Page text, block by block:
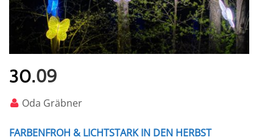
30.09
Oda Gräbner
FARBENFROH & LICHTSTARK IN DEN HERBST